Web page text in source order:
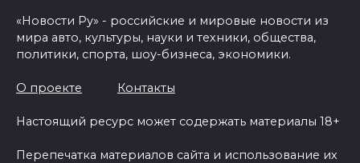
«Новости Ру» - российские и мировые новости из
мира авто, культуры, науки и техники, общества,
политики, спорта, шоу-бизнеса, экономики.
О проекте Контакты
Настоящий ресурс может содержать материалы 18+
Перепечатка материалов сайта и использование их